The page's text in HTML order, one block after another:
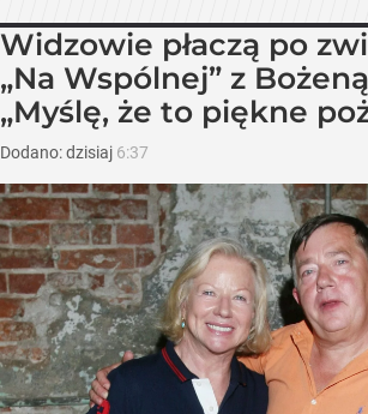
Widzowie płaczą po
„Na Wspólnej” z
„Myślę, że to piękne
Dodano:dzisiaj 6:37